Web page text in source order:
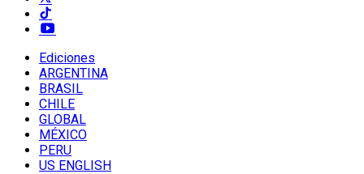
Ediciones
ARGENTINA
BRASIL
CHILE
GLOBAL
MÉXICO
PERU
US ENGLISH